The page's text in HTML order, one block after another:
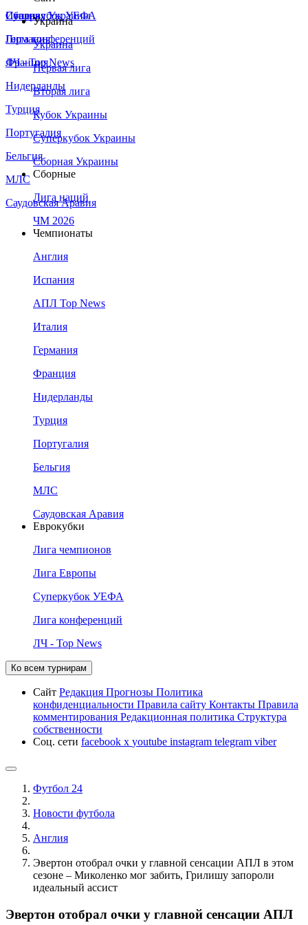
Сборная Украины
Италия
Германия
Франция
Нидерланды
Турция
Португалия
Бельгия
МЛС
Саудовская Аравия
Суперкубок УЕФА
Лига конференций
ЛЧ - Top News
Украина
Украина
Первая лига
Вторая лига
Кубок Украины
Суперкубок Украины
Сборная Украины
Сборные
Лига наций
ЧМ 2026
Чемпионаты
Англия
Испания
АПЛ Top News
Италия
Германия
Франция
Нидерланды
Турция
Португалия
Бельгия
МЛС
Саудовская Аравия
Еврокубки
Лига чемпионов
Лига Европы
Суперкубок УЕФА
Лига конференций
ЛЧ - Top News
Ко всем турнирам
Сайт Редакция Прогнозы Политика
конфиденциальности Правила сайту Контакты Правила
комментирования Редакционная политика Структура
собственности
Соц. сети facebook x youtube instagram telegram viber
Футбол 24
Новости футбола
Англия
Эвертон отобрал очки у главной сенсации АПЛ в этом
сезоне – Миколенко мог забить, Грилишу запороли
идеальный ассист
Эвертон отобрал очки у главной сенсации АПЛ